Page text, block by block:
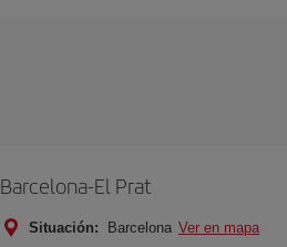
Barcelona-El Prat
Situación: Barcelona Ver en mapa